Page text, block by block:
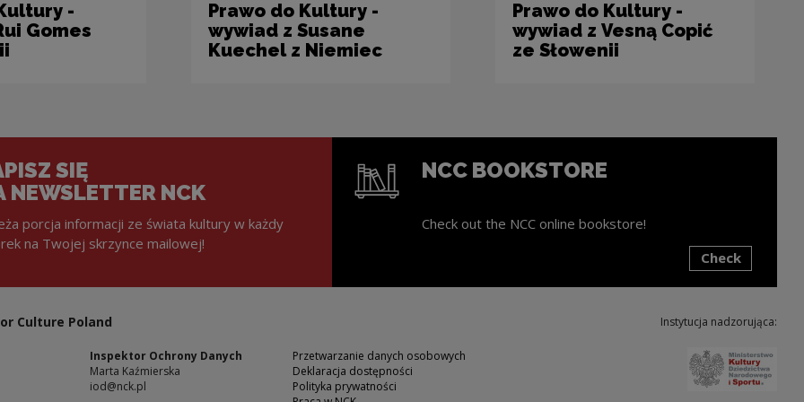
-
Gomes
Prawo do Kultury -
wywiad z Susane
Kuechel z Niemiec
Prawo do Kultury -
wywiad z Vesną Copić
ze Słowenii
SIĘ
NEWSLETTER NCK
porcja informacji ze świata kultury w każdy
na Twojej skrzynce mailowej!
NCC BOOKSTORE
Check out the NCC online bookstore!
Check
Culture Poland
Inspektor Ochrony Danych
Marta Kaźmierska
iod@nck.pl
Przetwarzanie danych osobowych
Deklaracja dostępności
Polityka prywatności
Instytucja nadzorująca: